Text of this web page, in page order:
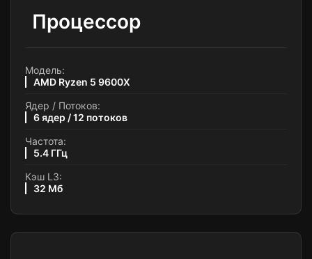
Процессор
Модель:
AMD Ryzen 5 9600X
Ядер / Потоков:
6 ядер / 12 потоков
Частота:
5.4 ГГц
Кэш L3:
32 Мб